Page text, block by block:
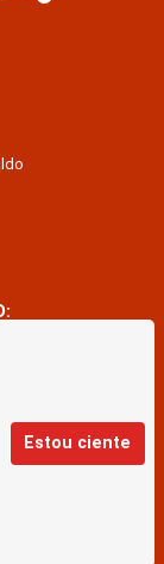
Estou ciente
Creative Commons –